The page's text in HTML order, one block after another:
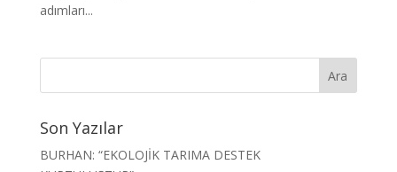
adımları...
Son Yazılar
BURHAN: “EKOLOJİK TARIMA DESTEK